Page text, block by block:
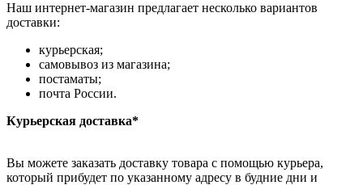
Наш интернет-магазин предлагает несколько вариантов
доставки:
курьерская;
самовывоз из магазина;
постаматы;
почта России.
Курьерская доставка*
Вы можете заказать доставку товара с помощью курьера,
который прибудет по указанному адресу в будние дни и